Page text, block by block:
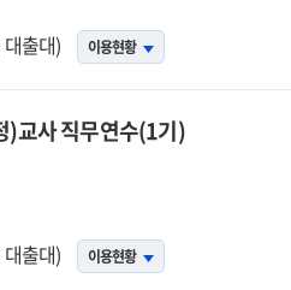
출대) 이용현황
교사 직무연수(1기)
출대) 이용현황